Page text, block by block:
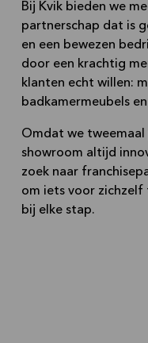
Bij Kvik bieden we
partnerschap dat is
en een bewezen
door een krachtig
klanten echt willen:
badkamermeubels
Omdat we
showroom altijd
zoek naar
om iets voor zichzelf
bij elke stap.